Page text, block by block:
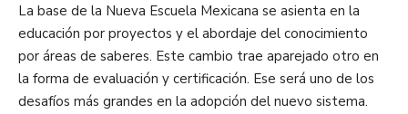
La base de la Nueva Escuela Mexicana se asienta en la
educación por proyectos y el abordaje del conocimiento
por áreas de saberes. Este cambio trae aparejado otro en
la forma de evaluación y certificación. Ese será uno de los
desafíos más grandes en la adopción del nuevo sistema.